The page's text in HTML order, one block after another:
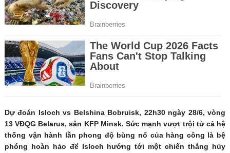
Dự đoán Isloch vs Belshina Bobruisk, 22h30 ngày 28/6, vòng
13 VĐQG Belarus, sân KFP Minsk. Sức mạnh vượt trội từ cả hệ
thống vận hành lẫn phong độ bùng nổ của hàng công là bệ
phóng hoàn hảo để Isloch hướng tới một chiến thắng hủy